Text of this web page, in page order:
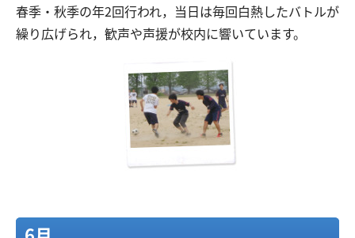
春季・秋季の年2回行われ，当日は毎回白熱したバトルが
繰り広げられ，歓声や声援が校内に響いています。